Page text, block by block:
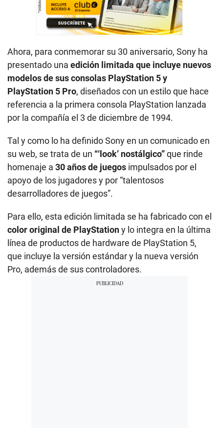
Ahora, para conmemorar su 30 aniversario, Sony ha
presentado una edición limitada que incluye nuevos
modelos de sus consolas PlayStation 5 y
PlayStation 5 Pro, diseñados con un estilo que hace
referencia a la primera consola PlayStation lanzada
por la compañía el 3 de diciembre de 1994.
Tal y como lo ha definido Sony en un comunicado en
su web, se trata de un “‘look’ nostálgico”que rinde
homenaje a 30 años de juegos impulsados por el
apoyo de los jugadores y por “talentosos
desarrolladores de juegos”.
Para ello, esta edición limitada se ha fabricado con el
color original de PlayStationy lo integra en la última
línea de productos de hardware de PlayStation 5,
que incluye la versión estándar y la nueva versión
Pro, además de sus controladores.